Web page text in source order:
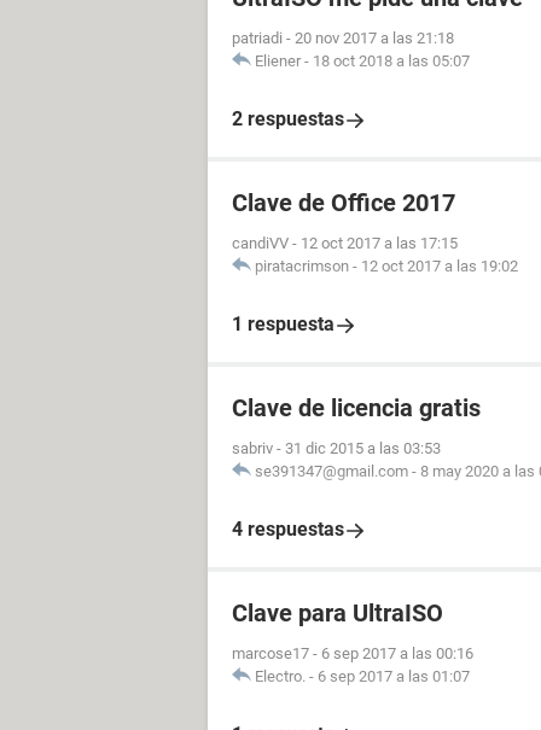
patriadi - 20 nov 2017 a las 21:18
Eliener - 18 oct 2018 a las 05:07
2 respuestas
Clave de Office 2017
candiVV - 12 oct 2017 a las 17:15
piratacrimson - 12 oct 2017 a las 19:02
1 respuesta
Clave de licencia gratis
sabriv - 31 dic 2015 a las 03:53
se391347@gmail.com - 8 may 2020 a las
4 respuestas
Clave para UltraISO
marcose17 - 6 sep 2017 a las 00:16
Electro. - 6 sep 2017 a las 01:07